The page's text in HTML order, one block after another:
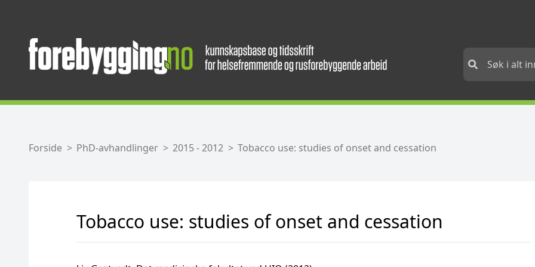
Forside PhD-avhandlinger 2015 - 2012 Tobacco use: studies of onset and cessation
Tobacco use: studies of onset and cessation